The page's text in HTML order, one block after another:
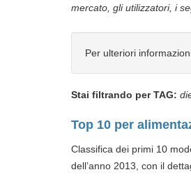
mercato, gli utilizzatori, i
Per ulteriori
Stai filtrando per TAG:
Top 10 per
Classifica dei primi 10
dell’anno 2013, con il